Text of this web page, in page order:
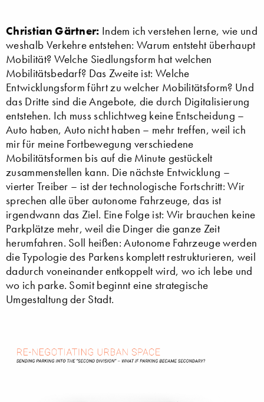
Christian Gärtner: Indem ich verstehen lerne, wie und
weshalb Verkehre entstehen: Warum entsteht überhaupt
Mobilität? Welche Siedlungsform hat welchen
Mobilitätsbedarf? Das Zweite ist: Welche
Entwicklungsform führt zu welcher Mobilitätsform? Und
das Dritte sind die Angebote, die durch Digitalisierung
entstehen. Ich muss schlichtweg keine Entscheidung –
Auto haben, Auto nicht haben – mehr treffen, weil ich
mir für meine Fortbewegung verschiedene
Mobilitätsformen bis auf die Minute gestückelt
zusammenstellen kann. Die nächste Entwicklung –
vierter Treiber – ist der technologische Fortschritt: Wir
sprechen alle über autonome Fahrzeuge, das ist
irgendwann das Ziel. Eine Folge ist: Wir brauchen keine
Parkplätze mehr, weil die Dinger die ganze Zeit
herumfahren. Soll heißen: Autonome Fahrzeuge werden
die Typologie des Parkens komplett restrukturieren, weil
dadurch voneinander entkoppelt wird, wo ich lebe und
wo ich parke. Somit beginnt eine strategische
Umgestaltung der Stadt.